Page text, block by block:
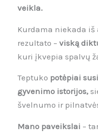
veikla.
Kurdama niekada
rezultato – viską
kuri įkvepia spalvų
Teptuko potėpiai
gyvenimo istorijos,
švelnumo ir
Mano paveikslai –